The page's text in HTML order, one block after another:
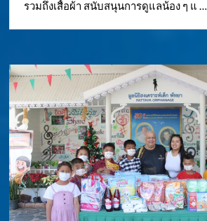
รวมถึงเสื้อผ้า สนับสนุนการดูแลน้อง ๆ แ …